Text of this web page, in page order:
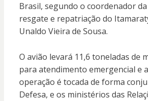
Brasil, segundo o coordenador
resgate e repatriação do
Unaldo Vieira de Sousa.
O avião levará 11,6 toneladas de
para atendimento emergencial e
operação é tocada de forma
Defesa, e os ministérios das